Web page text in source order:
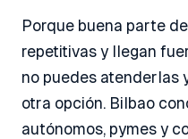
Porque buena parte
repetitivas y llegan
no puedes atenderlas
otra opción. Bilbao
autónomos, pymes y